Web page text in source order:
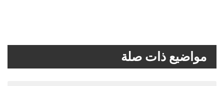
مواضيع ذات صلة